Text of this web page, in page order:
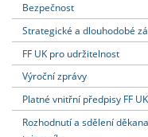
Dozvědět se více
Podat přihlášku
Dozvědět se více
Dozvědět se více
Dozvědět se více
Bezpečnost
Strategické a dlouhodobé
FF UK pro udržitelnost
Výroční zprávy
Platné vnitřní předpisy FF UK
Rozhodnutí a sdělení